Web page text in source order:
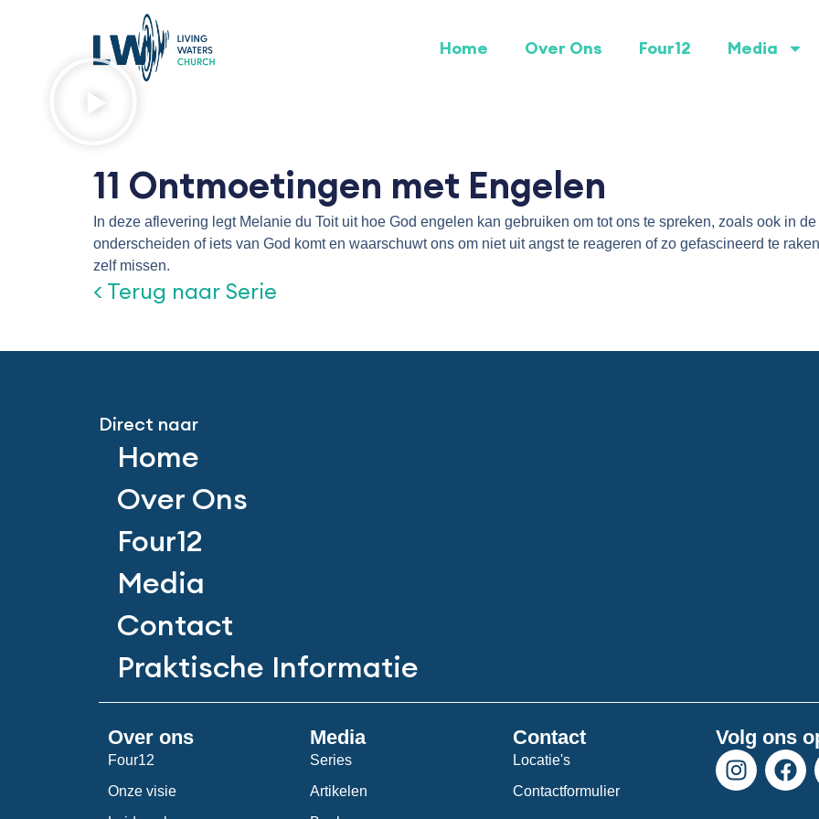
Home Over Ons Four12 Media
11 Ontmoetingen met Engelen
In deze aflevering legt Melanie du Toit uit hoe God engelen kan gebruiken om tot ons te spreken, zoals ook in
onderscheiden of iets van God komt en waarschuwt ons om niet uit angst te reageren of zo gefascineerd te
zelf missen.
< Terug naar Serie
Direct naar
Home
Over Ons
Four12
Media
Contact
Praktische Informatie
Over ons
Four12
Onze visie
Media
Series
Artikelen
Contact
Locatie's
Contactformulier
Volg ons
I
n
F
a